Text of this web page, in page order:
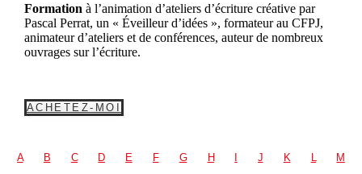
Formation à l’animation d’ateliers d’écriture créative par
Pascal Perrat, un « Éveilleur d’idées », formateur au CFPJ,
animateur d’ateliers et de conférences, auteur de nombreux
ouvrages sur l’écriture.
ACHETEZ-MOI
A B C D E F G H I J K L M